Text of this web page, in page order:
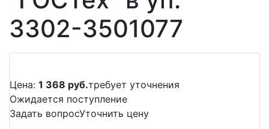
3302-3501077
Цена: 1 368 руб.требует уточнения
Ожидается поступление
Задать вопросУточнить цену